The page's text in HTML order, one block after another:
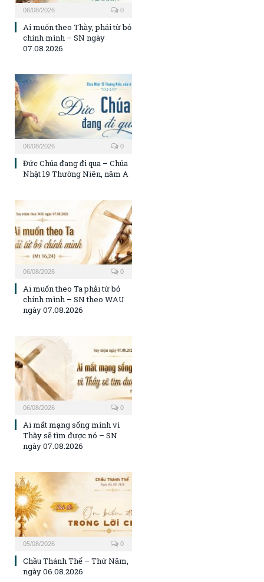
06/08/2026 0
Ai muốn theo Thầy, phải từ bỏ
chính mình – SN ngày
07.08.2026
06/08/2026 0
Đức Chúa đang đi qua – Chúa
Nhật 19 Thường Niên, năm A
06/08/2026 0
Ai muốn theo Ta phải từ bỏ
chính mình – SN theo WAU
ngày 07.08.2026
06/08/2026 0
Ai mất mạng sống mình vì
Thầy sẽ tìm được nó – SN
ngày 07.08.2026
05/08/2026 0
Chầu Thánh Thể – Thứ Năm,
ngày 06.08.2026